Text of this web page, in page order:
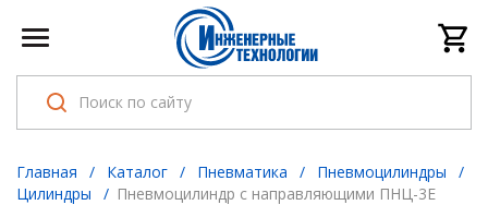
Главная / Каталог / Пневматика / Пневмоцилиндры
/
Цилиндры
/ Пневмоцилиндр с направляющими ПНЦ-3Е